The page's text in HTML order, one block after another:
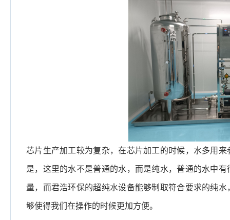
芯片生产加工较为复杂，在芯片加工的时候，水多用
是，这里的水不是普通的水，而是纯水，普通的水中
量，而君浩环保的超纯水设备能够制取符合要求的纯
够使得我们在操作的时候更加方便。